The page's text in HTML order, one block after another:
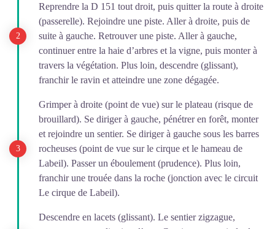
Reprendre la D 151 tout droit, puis quitter la route à droite
(passerelle). Rejoindre une piste. Aller à droite, puis de
suite à gauche. Retrouver une piste. Aller à gauche,
continuer entre la haie d’arbres et la vigne, puis monter à
travers la végétation. Plus loin, descendre (glissant),
franchir le ravin et atteindre une zone dégagée.
Grimper à droite (point de vue) sur le plateau (risque de
brouillard). Se diriger à gauche, pénétrer en forêt, monter
et rejoindre un sentier. Se diriger à gauche sous les barres
rocheuses (point de vue sur le cirque et le hameau de
Labeil). Passer un éboulement (prudence). Plus loin,
franchir une trouée dans la roche (jonction avec le circuit
Le cirque de Labeil).
Descendre en lacets (glissant). Le sentier zigzague,